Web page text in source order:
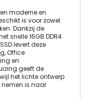
moderne en
is voor zowel
Dankzij de
snelle 16GB DDR4
levert deze
Office
en
geeft de
het lichte ontwerp
nemen is naar